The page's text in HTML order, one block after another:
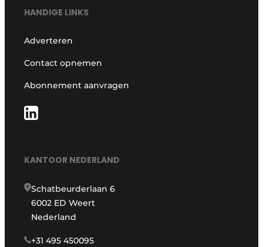
HANDIGE LINKS
Adverteren
Contact opnemen
Abonnement aanvragen
KANTOOR NEDERLAND
Schatbeurderlaan 6
6002 ED Weert
Nederland
+31 495 450095